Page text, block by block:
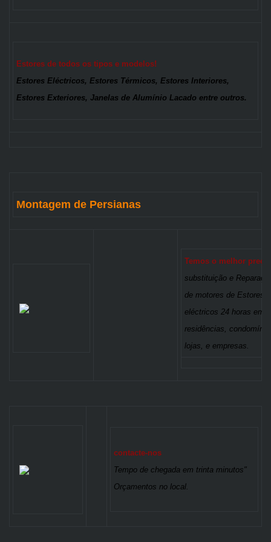
Estores de todos os tipos e modelos!
Estores Eléctricos, Estores Térmicos, Estores Interiores,
Estores Exteriores, Janelas de Alumínio Lacado entre outros.
Montagem de Persianas
Temos o melhor preço
substituição e
de motores de Estores
eléctricos 24 horas em
residências,
lojas, e empresas.
contacte-nos
Tempo de chegada em trinta minutos"
Orçamentos no local.